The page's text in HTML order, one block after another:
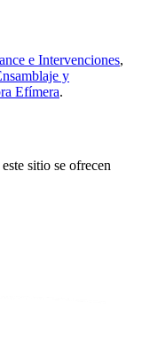
e Intervenciones,
y
Efímera.
sitio se ofrecen